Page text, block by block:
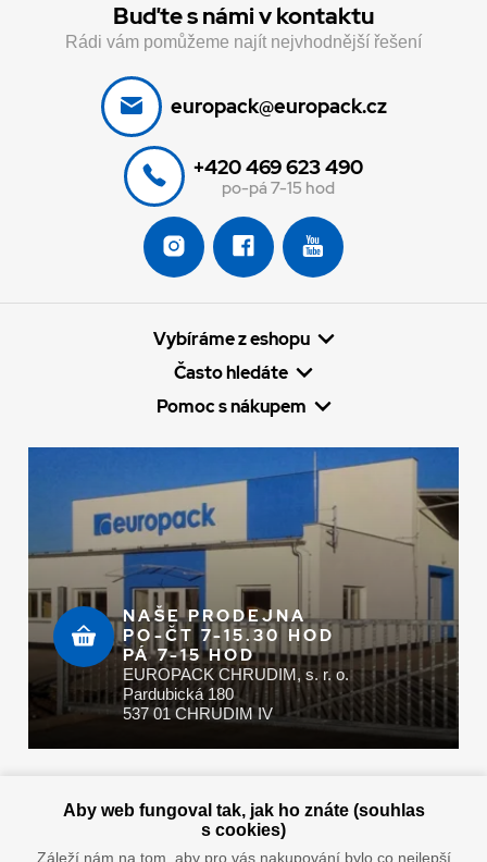
Buďte s námi v kontaktu
Rádi vám pomůžeme najít nejvhodnější řešení
europack@europack.cz
+420 469 623 490
po-pá 7-15 hod
Vybíráme z eshopu
Často hledáte
Pomoc s nákupem
NAŠE PRODEJNA
PO-ČT 7-15.30 HOD
PÁ 7-15 HOD
EUROPACK CHRUDIM, s. r. o.
Pardubická 180
537 01 CHRUDIM IV
Aby web fungoval tak, jak ho znáte (souhlas
s cookies)
Záleží nám na tom, aby pro vás nakupování bylo co nejlepší